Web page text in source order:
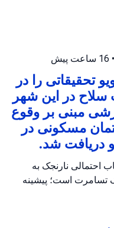
• 16 ساعت پیش
تحقیقاتی را در
در این شهر
مبنی بر وقوع
مسکونی در
دریافت شد.
احتمالی نارنجک به
تسامرت است؛ پیشینه